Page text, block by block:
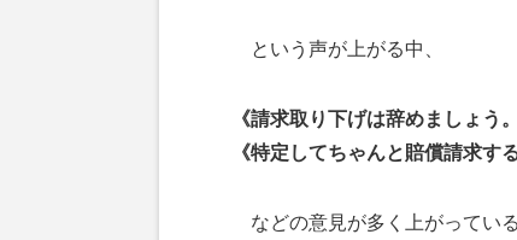
という声が上がる中、
《請求取り下げは辞めましょう
《特定してちゃんと賠償請求す
などの意見が多く上がっている